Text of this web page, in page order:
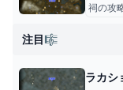
祠の攻
注目🎼
ラカシ